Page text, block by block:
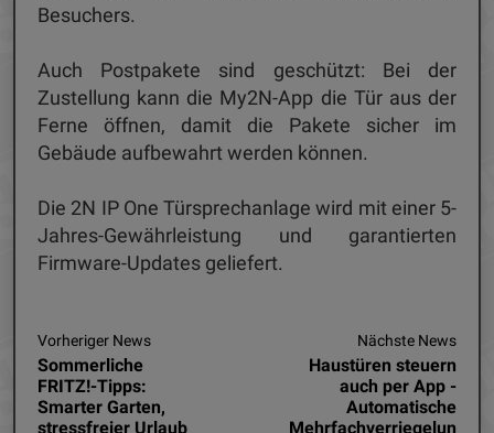
Besuchers.
Auch Postpakete sind geschützt: Bei der
Zustellung kann die My2N-App die Tür aus der
Ferne öffnen, damit die Pakete sicher im
Gebäude aufbewahrt werden können.
Die 2N IP One Türsprechanlage wird mit einer 5-
Jahres-Gewährleistung und garantierten
Firmware-Updates geliefert.
Vorheriger News
Sommerliche
FRITZ!-Tipps:
Smarter Garten,
stressfreier Urlaub
Nächste News
Haustüren steuern
auch per App -
Automatische
Mehrfachverriegelun